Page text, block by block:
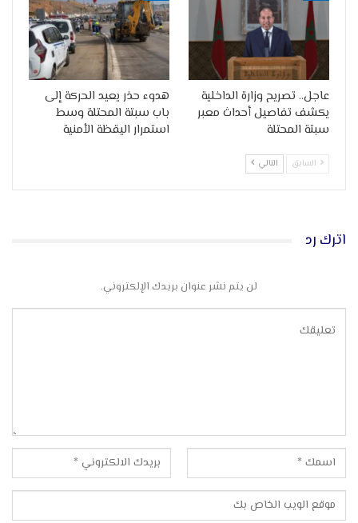
عاجل.. تصريح وزارة الداخلية
يكشف تفاصيل أحداث معبر
سبتة المحتلة
هدوء حذر يعيد الحركة إلى
باب سبتة المحتلة وسط
استمرار اليقظة الأمنية
السابق التالي
اترك رد
لن يتم نشر عنوان بريدك الإلكتروني.